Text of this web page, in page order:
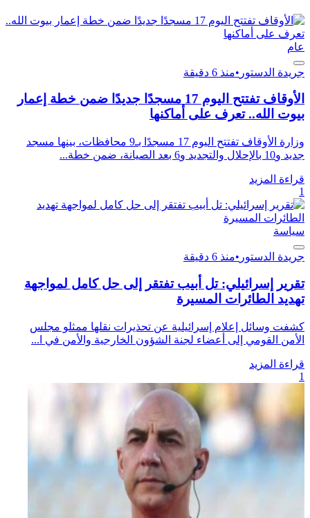
عام
جريدة الدستور •منذ 6 دقيقة
الأوقاف تفتتح اليوم 17 مسجدًا جديدًا ضمن خطة إعمار
بيوت الله.. تعرف على أماكنها
وزارة الأوقاف تفتتح اليوم 17 مسجدًا بـ9 محافظات، بينها مسجد
جديد و10 بالإحلال والتجديد و6 بعد الصيانة، ضمن خطة...
قراءة المزيد
1
سياسة
جريدة الدستور •منذ 6 دقيقة
تقرير إسرائيلي: تل أبيب تفتقر إلى حل كامل لمواجهة
تهديد الطائرات المسيرة
كشفت وسائل إعلام إسرائيلية عن تحذيرات نقلها ممثلو مجلس
الأمن القومي إلى أعضاء لجنة الشؤون الخارجية والأمن في ا...
قراءة المزيد
1